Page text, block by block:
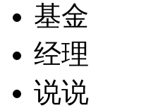
基金
经理
说说